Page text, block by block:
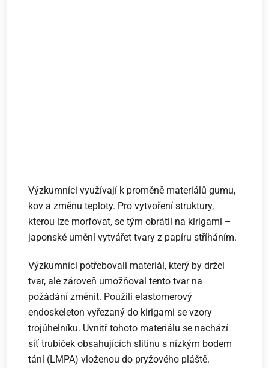
Výzkumníci využívají k proměně materiálů gumu,
kov a změnu teploty. Pro vytvoření struktury,
kterou lze morfovat, se tým obrátil na kirigami –
japonské umění vytvářet tvary z papíru stříháním.
Výzkumníci potřebovali materiál, který by držel
tvar, ale zároveň umožňoval tento tvar na
požádání změnit. Použili elastomerový
endoskeleton vyřezaný do kirigami se vzory
trojúhelníku. Uvnitř tohoto materiálu se nachází
síť trubiček obsahujících slitinu s nízkým bodem
tání (LMPA) vloženou do pryžového pláště.